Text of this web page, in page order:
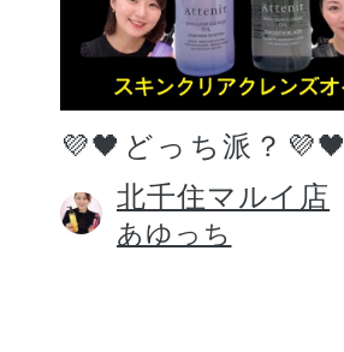
💜🖤どっち派？💜🖤
北千住マルイ店
あゆっち